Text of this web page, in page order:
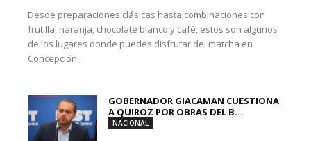
Desde preparaciones clásicas hasta combinaciones con
frutilla, naranja, chocolate blanco y café, estos son algunos
de los lugares donde puedes disfrutar del matcha en
Concepción.
GOBERNADOR GIACAMAN CUESTIONA
A QUIROZ POR OBRAS DEL B...
NACIONAL